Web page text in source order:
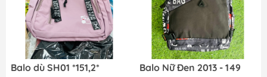
Balo dù SH01 *151,2*
Balo Nữ Đen 2013 - 149